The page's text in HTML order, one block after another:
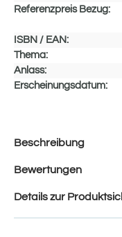
Referenzpreis Bezug:
ISBN / EAN:
Thema:
Anlass:
Erscheinungsdatum:
Beschreibung
Bewertungen
Details zur